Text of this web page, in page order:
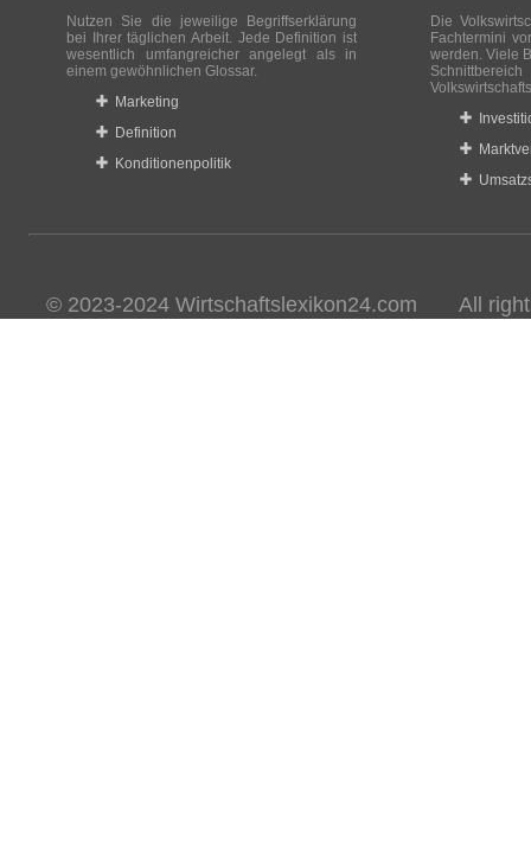
Nutzen Sie die jeweilige Begriffserklärung
bei Ihrer täglichen Arbeit. Jede Definition ist
wesentlich umfangreicher angelegt als in
einem gewöhnlichen Glossar.
Marketing
Definition
Konditionenpolitik
Die
Fachtermini
werden. Viele
© 2023-2024 Wirtschaftslexikon24.com All